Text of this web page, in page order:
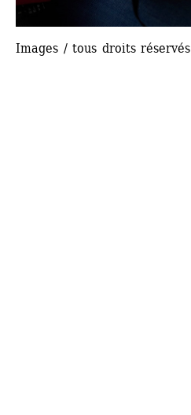
Images / tous droits réservés